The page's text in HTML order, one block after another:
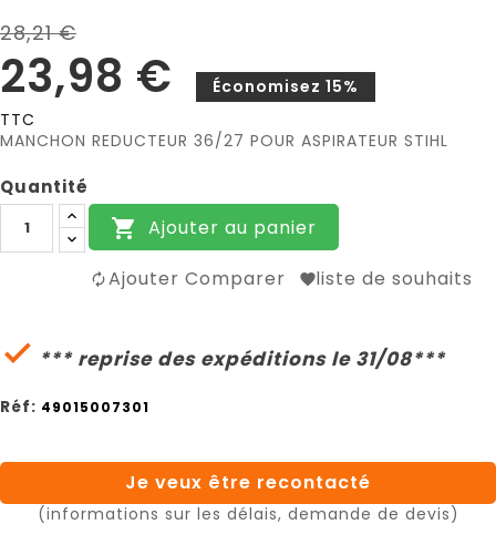
28,21 €
23,98 €
Économisez 15%
TTC
MANCHON REDUCTEUR 36/27 POUR ASPIRATEUR STIHL
Quantité
 Ajouter au panier
Ajouter Comparer liste de souhaits
 *** reprise des expéditions le 31/08***
Réf: 49015007301
Je veux être recontacté
(informations sur les délais, demande de devis)